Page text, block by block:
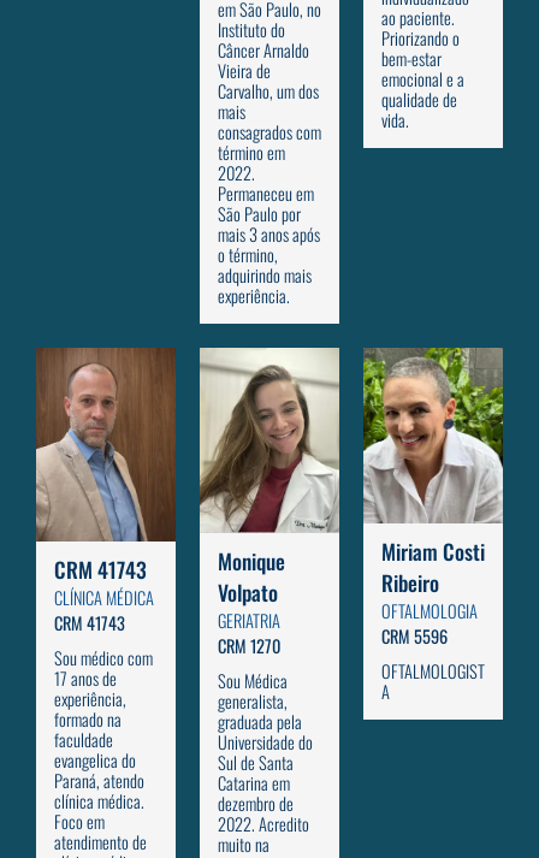
em São Paulo, no
Instituto do
Câncer Arnaldo
Vieira de
Carvalho, um dos
mais
consagrados com
término em
2022.
Permaneceu em
São Paulo por
mais 3 anos após
o término,
adquirindo mais
experiência.
ao paciente.
Priorizando o
bem-estar
emocional e a
qualidade de
vida.
CRM 41743
CLÍNICA MÉDICA
CRM 41743
Sou médico com
17 anos de
experiência,
formado na
faculdade
evangelica do
Paraná, atendo
clínica médica.
Foco em
atendimento de
Monique
Volpato
GERIATRIA
CRM 1270
Sou Médica
generalista,
graduada pela
Universidade do
Sul de Santa
Catarina em
dezembro de
2022. Acredito
muito na
Miriam Costi
Ribeiro
OFTALMOLOGIA
CRM 5596
OFTALMOLOGIST
A